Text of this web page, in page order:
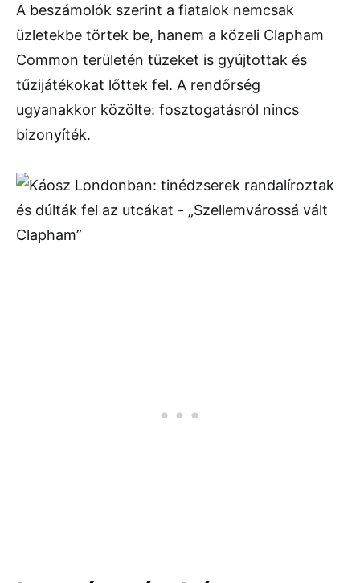
A beszámolók szerint a fiatalok nemcsak
üzletekbe törtek be, hanem a közeli Clapham
Common területén tüzeket is gyújtottak és
tűzijátékokat lőttek fel. A rendőrség
ugyanakkor közölte: fosztogatásról nincs
bizonyíték.